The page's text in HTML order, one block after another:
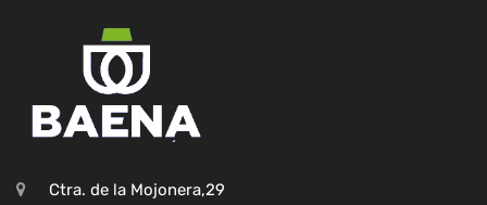
Ctra. de la Mojonera,29